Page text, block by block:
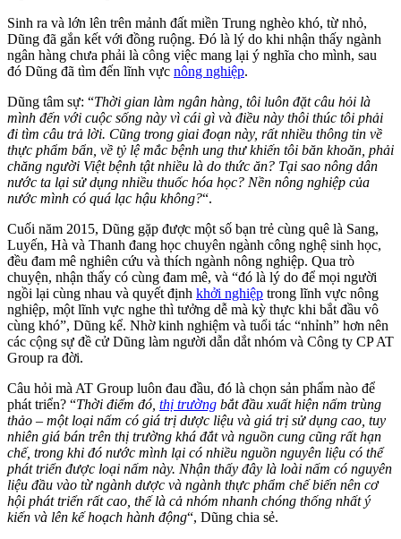
Sinh ra và lớn lên trên mảnh đất miền Trung nghèo khó, từ nhỏ,
Dũng đã gắn kết với đồng ruộng. Đó là lý do khi nhận thấy ngành
ngân hàng chưa phải là công việc mang lại ý nghĩa cho mình, sau
đó Dũng đã tìm đến lĩnh vực nông nghiệp.
Dũng tâm sự: “Thời gian làm ngân hàng, tôi luôn đặt câu hỏi là
mình đến với cuộc sống này vì cái gì và điều này thôi thúc tôi phải
đi tìm câu trả lời. Cũng trong giai đoạn này, rất nhiều thông tin về
thực phẩm bẩn, về tỷ lệ mắc bệnh ung thư khiến tôi băn khoăn, phải
chăng người Việt bệnh tật nhiều là do thức ăn? Tại sao nông dân
nước ta lại sử dụng nhiều thuốc hóa học? Nền nông nghiệp của
nước mình có quá lạc hậu không?“.
Cuối năm 2015, Dũng gặp được một số bạn trẻ cùng quê là Sang,
Luyến, Hà và Thanh đang học chuyên ngành công nghệ sinh học,
đều đam mê nghiên cứu và thích ngành nông nghiệp. Qua trò
chuyện, nhận thấy có cùng đam mê, và “đó là lý do để mọi người
ngồi lại cùng nhau và quyết định khởi nghiệp trong lĩnh vực nông
nghiệp, một lĩnh vực nghe thì tưởng dễ mà kỳ thực khi bắt đầu vô
cùng khó”, Dũng kể. Nhờ kinh nghiệm và tuổi tác “nhỉnh” hơn nên
các cộng sự đề cử Dũng làm người dẫn dắt nhóm và Công ty CP AT
Group ra đời.
Câu hỏi mà AT Group luôn đau đầu, đó là chọn sản phẩm nào để
phát triển? “Thời điểm đó, thị trường bắt đầu xuất hiện nấm trùng
thảo – một loại nấm có giá trị dược liệu và giá trị sử dụng cao, tuy
nhiên giá bán trên thị trường khá đắt và nguồn cung cũng rất hạn
chế, trong khi đó nước mình lại có nhiều nguồn nguyên liệu có thể
phát triển được loại nấm này. Nhận thấy đây là loài nấm có nguyên
liệu đầu vào từ ngành dược và ngành thực phẩm chế biến nên cơ
hội phát triển rất cao, thế là cả nhóm nhanh chóng thống nhất ý
kiến và lên kế hoạch hành động“, Dũng chia sẻ.